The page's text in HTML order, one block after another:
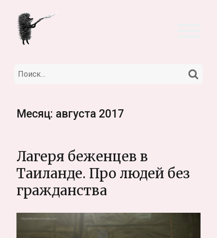
Искать:
Месяц: августа 2017
Лагеря беженцев в
Таиланде. Про людей без
гражданства